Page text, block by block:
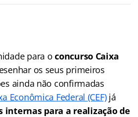
para oconcurso Caixa
os seus primeiros
ainda não confirmadas
Econômica Federal (CEF)já
internas para a realização de